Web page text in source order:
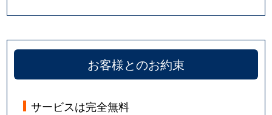
お客様とのお約束
サービスは完全無料